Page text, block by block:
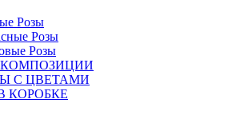
Розы
Розы
Розы
С ЦВЕТАМИ
КОРОБКЕ